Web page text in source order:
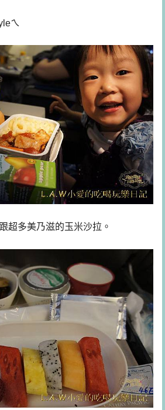
ㄟ
超多美乃滋的玉米沙拉。